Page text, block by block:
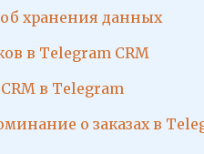
хранения данных
в Telegram CRM
в Telegram
о заказах в